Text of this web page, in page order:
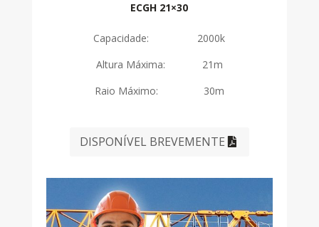
ECGH 21×30
Capacidade: 2000k
Altura Máxima: 21m
Raio Máximo: 30m
DISPONÍVEL BREVEMENTE